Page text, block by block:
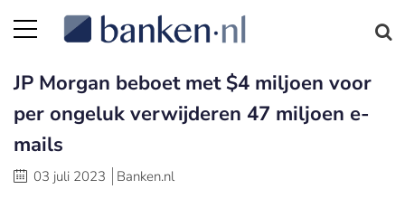
JP Morgan beboet met $4 miljoen voor
per ongeluk verwijderen 47 miljoen e-
mails
03 juli 2023 Banken.nl